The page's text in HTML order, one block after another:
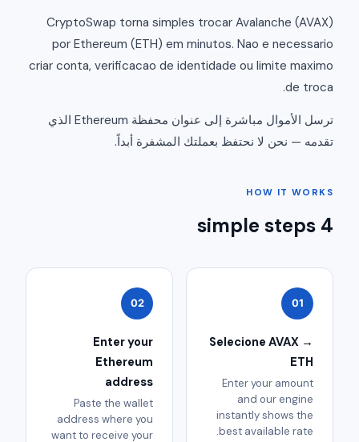
CryptoSwap torna simples trocar Avalanche (AVAX)
por Ethereum (ETH) em minutos. Nao e necessario
criar conta, verificacao de identidade ou limite maximo
de troca.
ترسل الأموال مباشرة إلى عنوان محفظة Ethereum الذي
تقدمه — نحن لا نحتفظ بعملتك المشفرة أبداً.
HOW IT WORKS
4 simple steps
01
Selecione AVAX →
ETH
Enter your amount
and our engine
instantly shows the
best available rate.
02
Enter your
Ethereum
address
Paste the wallet
address where you
want to receive your